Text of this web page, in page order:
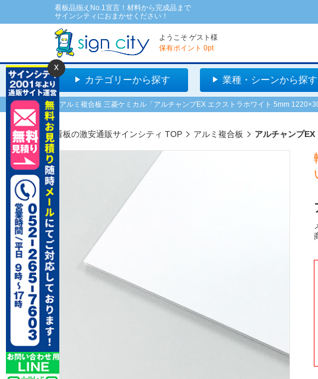
看板品揃えNo.1宣言！材料から完成品まで
サインシティにおまかせください！
ようこそ ゲスト 様
保有ポイント 0pt
カテゴリーから探す 業種・シーンから探す
アルミ複合板 三菱ケミカル「アルチャンプEX エクストラホワイト 5mm
看板の激安通販サインシティ TOP アルミ複合板 アルチャンプ
x